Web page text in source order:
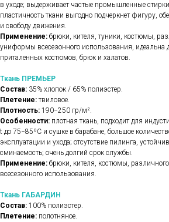
в уходе; выдерживает частые промышленные
пластичность ткани выгодно подчеркнет фигуру,
и свободу движения.
Применение: брюки, кителя, туники, костюмы,
униформы всесезонного использования, идеальна
приталенных костюмов, брюк и халатов.
Ткань ПРЕМЬЕР
Состав: 35% хлопок / 65% полиэстер.
Плетение: твиловое.
Плотность: 190−250 гр/м².
Особенности: плотная ткань, подходит для
t до 75−85ºС и сушке в барабане, большое
эксплуатации и ухода; отсутствие пилинга,
сминаемость; очень долгий срок службы.
Применение: брюки, кителя, костюмы,
всесезонного использования.
Ткань ГАБАРДИН
Состав: 100% полиэстер.
Плетение: полотняное.